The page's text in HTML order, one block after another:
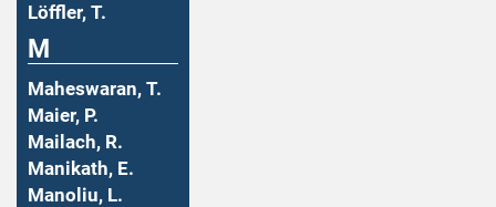
Löffler, T.
M
Maheswaran, T.
Maier, P.
Mailach, R.
Manikath, E.
Manoliu, L.